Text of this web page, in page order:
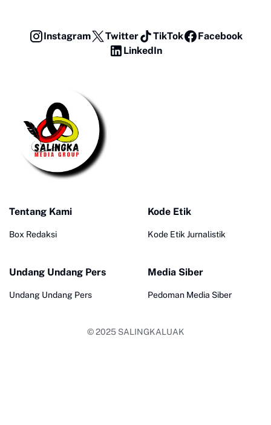
Instagram Twitter TikTok
Facebook
LinkedIn
Tentang Kami
Box Redaksi
Kode Etik
Kode Etik Jurnalistik
Undang Undang Pers
Undang Undang Pers
Media Siber
Pedoman Media Siber
© 2025 SALINGKALUAK